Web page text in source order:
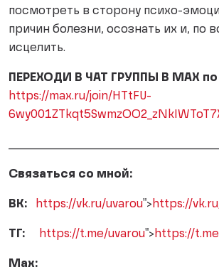
посмотреть в сторону психо-
причин болезни, осознать их и, по
исцелить.
ПЕРЕХОДИ В ЧАТ ГРУППЫ В МАХ
https://max.ru/join/HTtFU-
Связаться со мной:
ВК: https://vk.ru/uvarou"> https://
ТГ: https://t.me/uvarou"> https://
Мах: